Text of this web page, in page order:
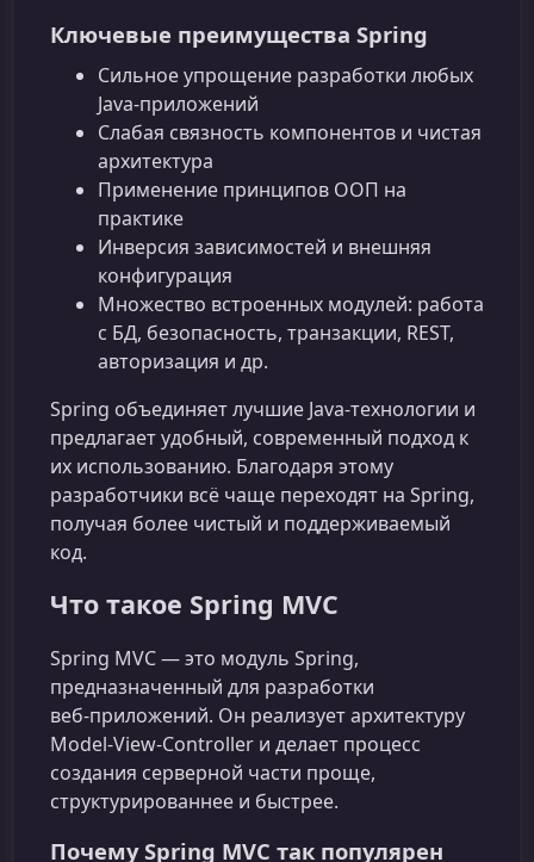
Ключевые преимущества Spring
Сильное упрощение разработки любых
Java‑приложений
Слабая связность компонентов и чистая
архитектура
Применение принципов ООП на
практике
Инверсия зависимостей и внешняя
конфигурация
Множество встроенных модулей: работа
с БД, безопасность, транзакции, REST,
авторизация и др.
Spring объединяет лучшие Java‑технологии и
предлагает удобный, современный подход к
их использованию. Благодаря этому
разработчики всё чаще переходят на Spring,
получая более чистый и поддерживаемый
код.
Что такое Spring MVC
Spring MVC — это модуль Spring,
предназначенный для разработки
веб‑приложений. Он реализует архитектуру
Model‑View‑Controller и делает процесс
создания серверной части проще,
структурированнее и быстрее.
Почему Spring MVC так популярен